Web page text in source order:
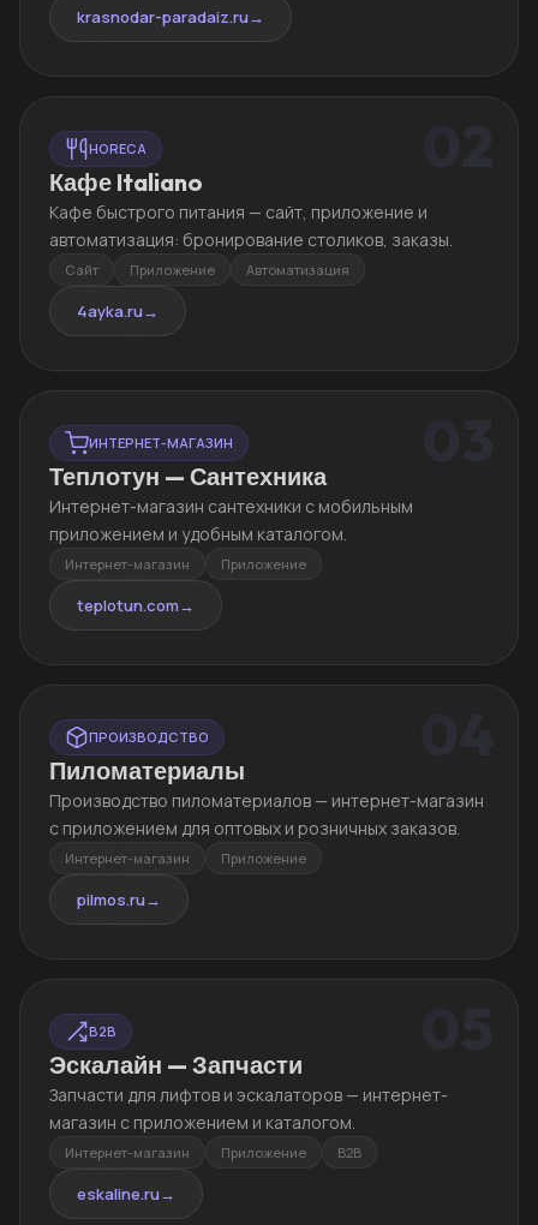
krasnodar-paradaiz.ru→
HORECA
Кафе Italiano
Кафе быстрого питания — сайт, приложение и
автоматизация: бронирование столиков, заказы.
Сайт Приложение Автоматизация
4ayka.ru→
ИНТЕРНЕТ-МАГАЗИН
Теплотун — Сантехника
Интернет-магазин сантехники с мобильным
приложением и удобным каталогом.
Интернет-магазин Приложение
teplotun.com→
ПРОИЗВОДСТВО
Пиломатериалы
Производство пиломатериалов — интернет-магазин
с приложением для оптовых и розничных заказов.
Интернет-магазин Приложение
pilmos.ru→
B2B
Эскалайн — Запчасти
Запчасти для лифтов и эскалаторов — интернет-
магазин с приложением и каталогом.
Интернет-магазин Приложение B2B
eskaline.ru→